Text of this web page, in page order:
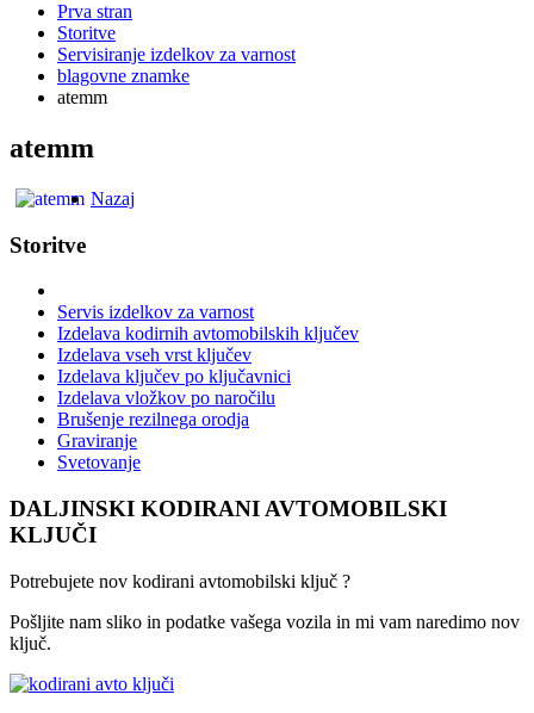
Prva stran
Storitve
Servisiranje izdelkov za varnost
blagovne znamke
atemm
atemm
Nazaj
Storitve
Servis izdelkov za varnost
Izdelava kodirnih avtomobilskih ključev
Izdelava vseh vrst ključev
Izdelava ključev po ključavnici
Izdelava vložkov po naročilu
Brušenje rezilnega orodja
Graviranje
Svetovanje
DALJINSKI KODIRANI AVTOMOBILSKI
KLJUČI
Potrebujete nov kodirani avtomobilski ključ ?
Pošljite nam sliko in podatke vašega vozila in mi vam naredimo nov
ključ.